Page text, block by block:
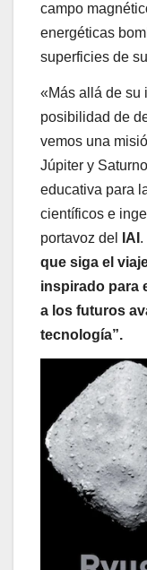
campo
energéticas
superficies de
«Más allá de su
posibilidad de
vemos una
Júpiter y
educativa para
científicos e
portavoz del
IAI .
que siga el
inspirado para
a los futuros
tecnología”.